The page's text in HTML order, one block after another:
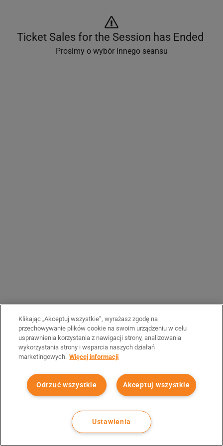
Ticket Sales for the Session has Ended
Prosimy o wybór innego seansu
Klikając „Akceptuj wszystkie”, wyrażasz zgodę na
przechowywanie plików cookie na swoim urządzeniu w celu
usprawnienia korzystania z nawigacji strony, analizowania
wykorzystania strony i wsparcia naszych działań
marketingowych. Więcej informacji
Akceptuj wszystkie
Odrzuć wszystkie
Ustawienia